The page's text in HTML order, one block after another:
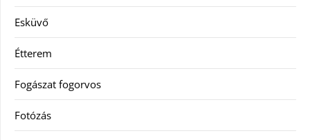
Esküvő
Étterem
Fogászat fogorvos
Fotózás